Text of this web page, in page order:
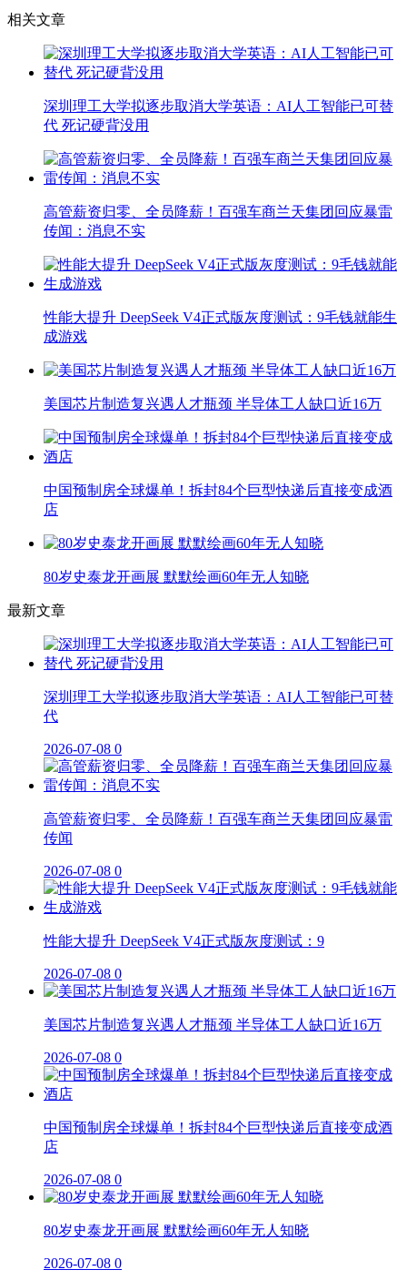
相关文章
深圳理工大学拟逐步取消大学英语：AI人工智能已可替
代 死记硬背没用
高管薪资归零、全员降薪！百强车商兰天集团回应暴雷
传闻：消息不实
性能大提升 DeepSeek V4正式版灰度测试：9毛钱就能生
成游戏
美国芯片制造复兴遇人才瓶颈 半导体工人缺口近16万
中国预制房全球爆单！拆封84个巨型快递后直接变成酒
店
80岁史泰龙开画展 默默绘画60年无人知晓
最新文章
深圳理工大学拟逐步取消大学英语：AI人工智能已可替
代
2026-07-08 0
高管薪资归零、全员降薪！百强车商兰天集团回应暴雷
传闻
2026-07-08 0
性能大提升 DeepSeek V4正式版灰度测试：9
2026-07-08 0
美国芯片制造复兴遇人才瓶颈 半导体工人缺口近16万
2026-07-08 0
中国预制房全球爆单！拆封84个巨型快递后直接变成酒
店
2026-07-08 0
80岁史泰龙开画展 默默绘画60年无人知晓
2026-07-08 0